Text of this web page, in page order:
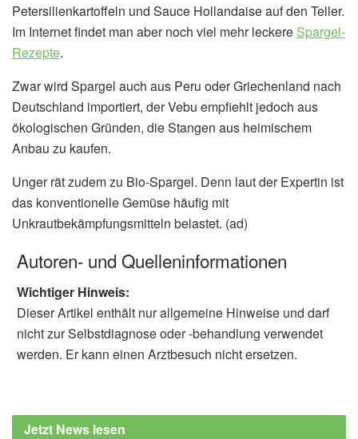
Petersilienkartoffeln und Sauce Hollandaise auf den Teller.
Im Internet findet man aber noch viel mehr leckere Spargel-
Rezepte.
Zwar wird Spargel auch aus Peru oder Griechenland nach
Deutschland importiert, der Vebu empfiehlt jedoch aus
ökologischen Gründen, die Stangen aus heimischem
Anbau zu kaufen.
Unger rät zudem zu Bio-Spargel. Denn laut der Expertin ist
das konventionelle Gemüse häufig mit
Unkrautbekämpfungsmitteln belastet. (ad)
Autoren- und Quelleninformationen
Wichtiger Hinweis:
Dieser Artikel enthält nur allgemeine Hinweise und darf
nicht zur Selbstdiagnose oder -behandlung verwendet
werden. Er kann einen Arztbesuch nicht ersetzen.
Jetzt News lesen